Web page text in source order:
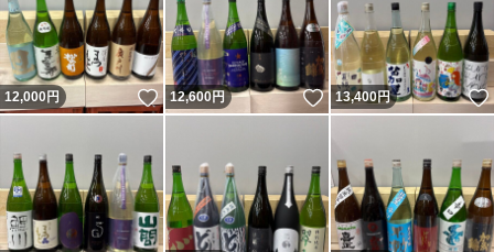
12,000円 いいね！
12,600円 いいね！
13,400円